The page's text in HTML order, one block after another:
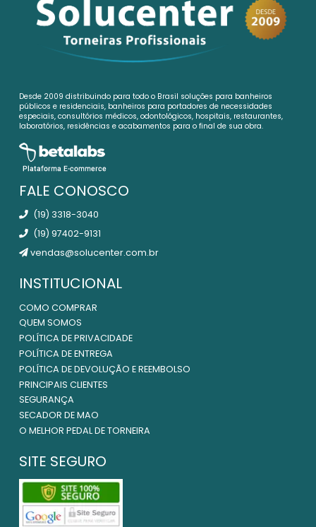
Desde 2009 distribuindo para todo o Brasil soluções para banheiros
públicos e residenciais, banheiros para portadores de necessidades
especiais, consultórios médicos, odontológicos, hospitais, restaurantes,
laboratórios, residências e acabamentos para o final de sua obra.
FALE CONOSCO
(19) 3318-3040
(19) 97402-9131
vendas@solucenter.com.br
INSTITUCIONAL
COMO COMPRAR
QUEM SOMOS
POLÍTICA DE PRIVACIDADE
POLÍTICA DE ENTREGA
POLÍTICA DE DEVOLUÇÃO E REEMBOLSO
PRINCIPAIS CLIENTES
SEGURANÇA
SECADOR DE MAO
O MELHOR PEDAL DE TORNEIRA
SITE SEGURO